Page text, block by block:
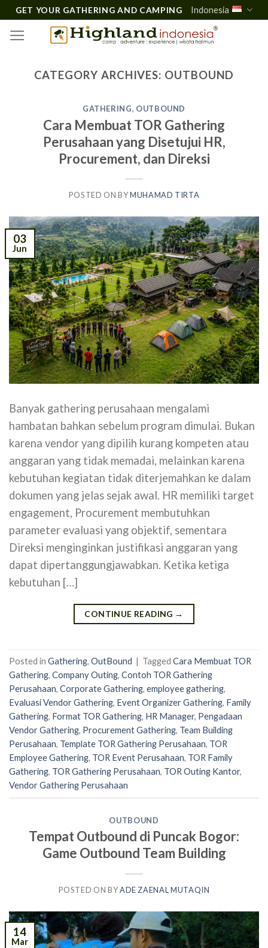
Skip
content
GET YOUR GATHERING AND CAMPING Indonesia
CATEGORY ARCHIVES: OUTBOUND
GATHERING, OUTBOUND
Cara Membuat TOR Gathering
Perusahaan yang Disetujui HR,
Procurement, dan Direksi
POSTED ONBYMUHAMAD TIRTA
03
Jun
Banyak gathering perusahaan mengalami
hambatan bahkan sebelum program dimulai. Bukan
karena vendor yang dipilih kurang kompeten atau
anggaran yang tidak memadai, melainkan karena
kebutuhan kegiatan tidak diterjemahkan ke dalam
dokumen yang jelas sejak awal. HR memiliki target
engagement, Procurement membutuhkan
parameter evaluasi yang objektif, sementara
Direksi menginginkan justifikasi anggaran yang
dapat dipertanggungjawabkan. Ketika ketiga
kebutuhan […]
CONTINUE READING →
Posted in Gathering, OutBound | Tagged Cara Membuat TOR
Gathering, Company Outing, Contoh TOR Gathering
Perusahaan, Corporate Gathering, employee gathering,
Evaluasi Vendor Gathering, Event Organizer Gathering, Family
Gathering, Format TOR Gathering, HR Manager, Pengadaan
Vendor Gathering, Procurement Gathering, Team Building
Perusahaan, Template TOR Gathering Perusahaan, TOR
Employee Gathering, TOR Event Perusahaan, TOR Family
Gathering, TOR Gathering Perusahaan, TOR Outing Kantor,
Vendor Gathering Perusahaan
OUTBOUND
Tempat Outbound di Puncak Bogor:
Game Outbound Team Building
POSTED ON BYADE ZAENAL MUTAQIN
14
Mar